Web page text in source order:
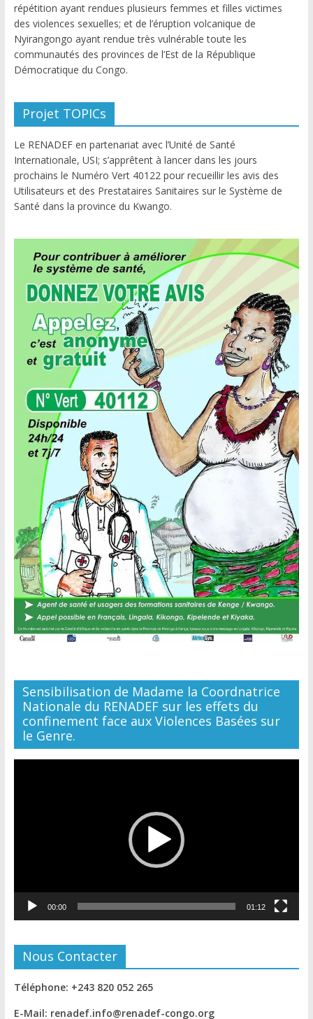
répétition ayant rendues plusieurs femmes et filles victimes
des violences sexuelles; et de l’éruption volcanique de
Nyirangongo ayant rendue très vulnérable toute les
communautés des provinces de l’Est de la République
Démocratique du Congo.
Projet TOPICs
Le RENADEF en partenariat avec l’Unité de Santé
Internationale, USI; s’apprêtent à lancer dans les jours
prochains le Numéro Vert 40122 pour recueillir les avis des
Utilisateurs et des Prestataires Sanitaires sur le Système de
Santé dans la province du Kwango.
Sensibilisation de Madame la Coordnatrice
Nationale du RENADEF sur les effets du
confinement face aux Violences Basées sur
le Genre.
00:00 01:12
Nous Contacter
Téléphone: +243 820 052 265
E-Mail: renadef.info@renadef-congo.org